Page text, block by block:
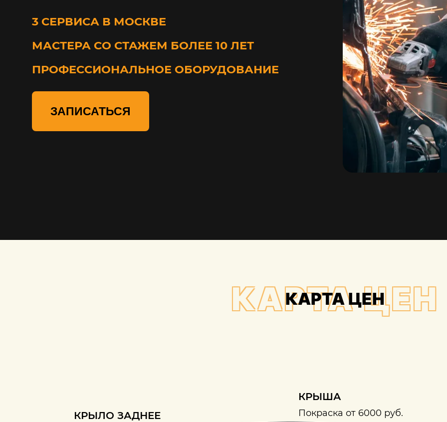
3 СЕРВИСА В МОСКВЕ
МАСТЕРА СО СТАЖЕМ БОЛЕЕ 10 ЛЕТ
ПРОФЕССИОНАЛЬНОЕ ОБОРУДОВАНИЕ
ЗАПИСАТЬСЯ
КАРТА ЦЕН
КАРТА ЦЕН
КРЫША
Покраска от 6000 руб.
КРЫЛО ЗАДНЕЕ